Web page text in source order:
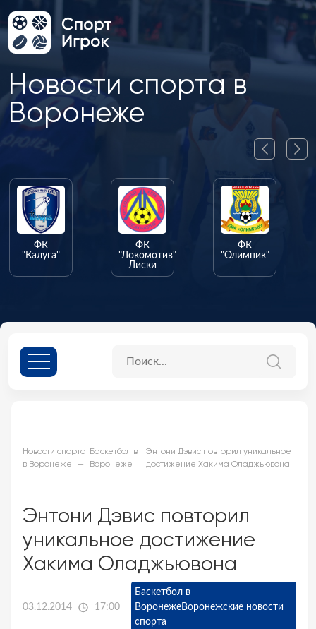
Новости спорта в
Воронеже
ФК
"Калуга"
ФК
"Локомотив"
Лиски
ФК
"Олимпик"
Новости спорта
в Воронеже
Баскетбол в
Воронеже
Энтони Дэвис повторил уникальное
достижение Хакима Оладжьювона
Энтони Дэвис повторил
уникальное достижение
Хакима Оладжьювона
03.12.2014 17:00
Баскетбол в
ВоронежеВоронежские новости
спорта